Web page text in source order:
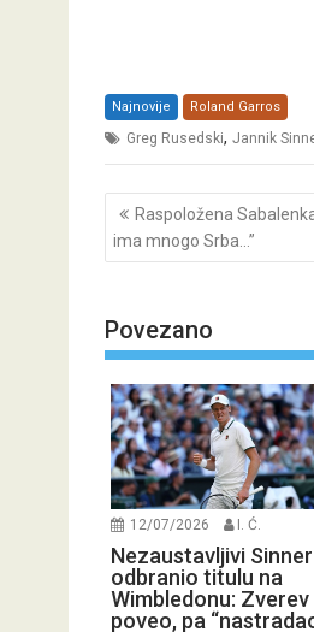
Najnovije Roland Garros
Greg Rusedski, Jannik
Post
navigation
Raspoložena
ima mnogo Srba…”
Povezano
12/07/2026 I. Ć.
Nezaustavljivi Sinner
odbranio titulu na
Wimbledonu: Zverev
poveo, pa